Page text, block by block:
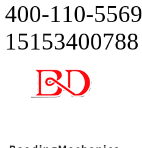
400-110-5569
15153400788